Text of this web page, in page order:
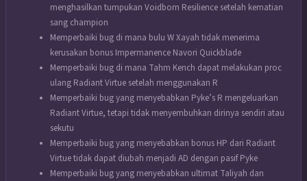
menghasilkan tumpukan Voidborn Resilience setelah kematian
sang champion
Memperbaiki bug di mana bulu W Xayah tidak menerima
kerusakan bonus Impermanence Navori Quickblade
Memperbaiki bug di mana Tahm Kench dapat melakukan proc
ulang Radiant Virtue setelah menggunakan R
Memperbaiki bug yang menyebabkan Pyke’s R mengeluarkan
Radiant Virtue, tetapi tidak menyembuhkan dirinya sendiri atau
sekutu
Memperbaiki bug yang menyebabkan bonus HP dari Radiant
Virtue tidak dapat diubah menjadi AD dengan pasif Pyke
Memperbaiki bug yang menyebabkan ultimat Taliyah dan